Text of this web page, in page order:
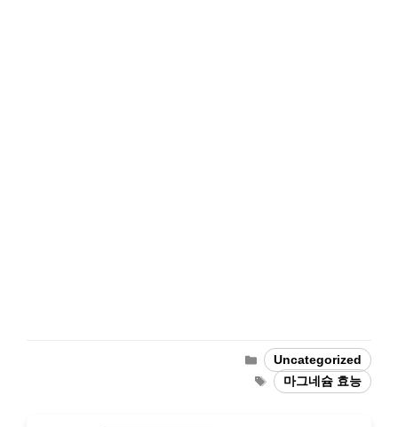
Categories
Uncategorized
Tags마그네슘 효능